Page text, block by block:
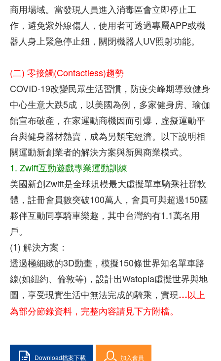
商用場域。當發現人員進入消毒區會立即停止工
作，避免紫外線傷人，使用者可透過專屬APP或機
器人身上緊急停止鈕，關閉機器人UV照射功能。
(二) 零接觸(Contactless)趨勢
COVID-19改變民眾生活習慣，防疫尖峰期導致健身
中心生意大跌5成，以美國為例，多家健身房、瑜伽
館宣布破產，在家運動商機因而引爆，虛擬運動平
台與健身器材熱賣，成為另類宅經濟。以下說明相
關運動新創業者的解決方案與新興商業模式。
1. Zwift互動遊戲專業運動訓練
美國新創Zwift是全球規模最大虛擬單車騎乘社群軟
體，註冊會員數突破100萬人，會員可與超過150國
夥伴互動同享騎車樂趣，其中台灣約有1.1萬名用
戶。
(1) 解決方案：
透過極細緻的3D動畫，模擬150條世界知名單車路
線(如紐約、倫敦等)，設計出Watopia虛擬世界與地
圖，享受現實生活中無法完成的騎乘，實現…以上
為部分節錄資料，完整內容請見下方附檔。
Download檔案下載 加入會員